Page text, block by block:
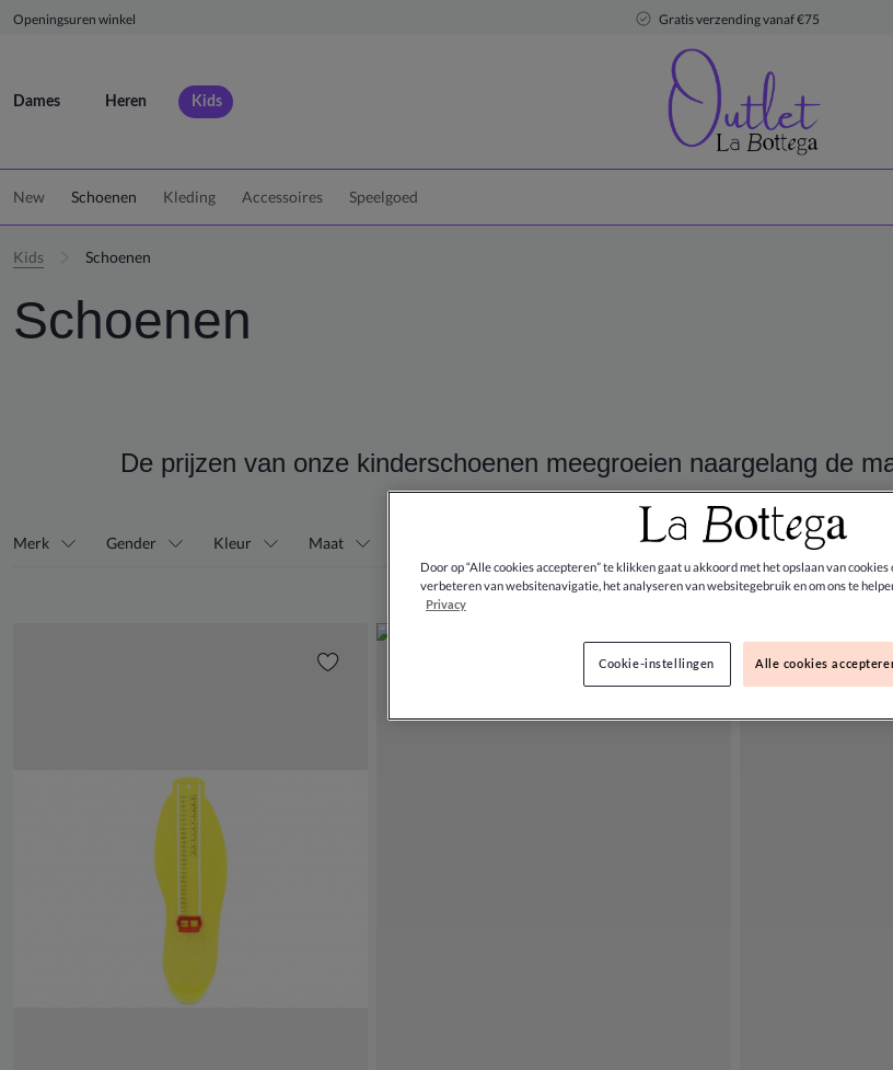
Openingsuren winkel Gratis verzending vanaf €75
Dames Heren Kids
New Schoenen Kleding Accessoires Speelgoed
Kids Schoenen
Schoenen
De prijzen van onze kinderschoenen meegroeien naargelang de
Merk Gender Kleur Maat Extra opties Prijs
Door op “Alle cookies accepteren” te klikken gaat u akkoord met het opslaan van
verbeteren van websitenavigatie, het analyseren van websitegebruik en om ons te
Privacy
Alle cookies
Cookie-instellingen